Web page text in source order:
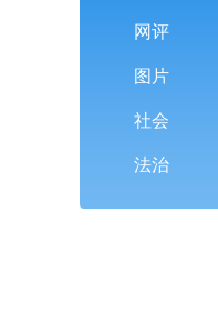
网评
图片
社会
法治